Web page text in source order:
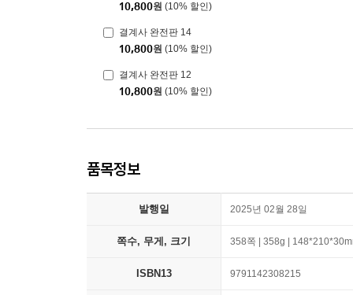
10,800원 (10% 할인)
결계사 완전판 14
10,800원 (10% 할인)
결계사 완전판 12
10,800원 (10% 할인)
품목정보
발행일 2025년 02월 28일
쪽수, 무게, 크기 358쪽 | 358g |
ISBN13 9791142308215